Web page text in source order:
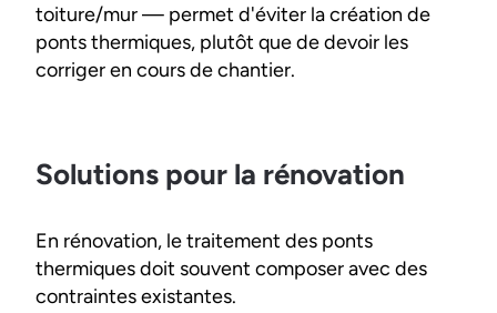
toiture/mur — permet d'éviter la création de
ponts thermiques, plutôt que de devoir les
corriger en cours de chantier.
Solutions pour la rénovation
En rénovation, le traitement des ponts
thermiques doit souvent composer avec des
contraintes existantes.